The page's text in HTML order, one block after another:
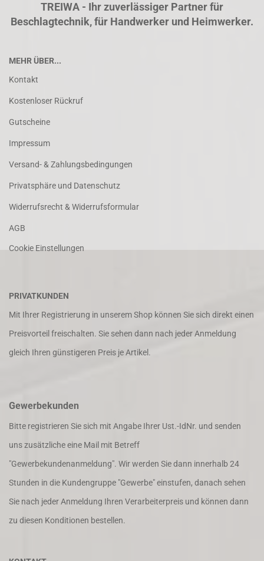
TREIWA - Ihr zuverlässiger Partner für
Beschlagtechnik, für Handwerker und Heimwerker.
MEHR ÜBER...
Kontakt
Kostenloser Rückruf
Gutscheine
Impressum
Versand- & Zahlungsbedingungen
Privatsphäre und Datenschutz
Widerrufsrecht & Widerrufsformular
AGB
Cookie Einstellungen
PRIVATKUNDEN
Mit Ihrer Registrierung in unserem Shop können Sie sich direkt einen
Preisvorteil freischalten. Sie sehen dann nach jeder Anmeldung
gleich Ihren günstigeren Preis je Artikel.
Gewerbekunden
Bitte registrieren Sie sich mit Angabe Ihrer Ust.-IdNr. und senden
uns zusätzliche eine Mail mit Betreff
"Gewerbekundenanmeldung". Wir werden Sie dann innerhalb 24
Stunden in die Kundengruppe "Gewerbe" einstufen, danach sehen
Sie nach jeder Anmeldung Ihren Verarbeiterpreis und können dann
zu diesen Konditionen bestellen.